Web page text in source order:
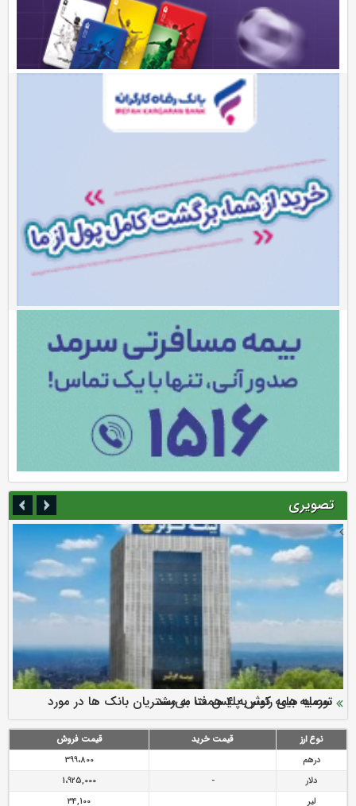
تصویری
ارزش سهام عدالت بالا رفت
سرمایه بیمه کوثر به ۴ همت می‌رسد
نود ثانیه با فولاد سنگان
تقدیر دبیرکل سندیکای بیمه گران ایران از اقدامات مدیرعامل بیمه
رازی
توصیه های رئیس پلیس فتا به مشتریان بانک ها در مورد
پیشگیری از سرقت های مجازی
نوع ارز قیمت خرید
قیمت فروش
درهم
399،800
دلار
-
1،925,000
لیر
34,100